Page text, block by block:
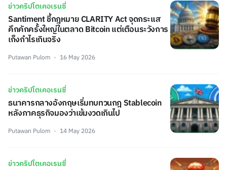
ข่าวคริปโตเคอเรนซี่
Santiment ชี้กฎหมาย CLARITY Act จุดกระแส
คึกคักครั้งใหญ่ในตลาด Bitcoin แต่เตือนระวังการ
เก็งกำไรเกินจริง
Putawan Pulom 16 May 2026
ข่าวคริปโตเคอเรนซี่
ธนาคารกลางอังกฤษเริ่มทบทวนกฎ Stablecoin
หลังภาคธุรกิจมองว่าเข้มงวดเกินไป
Putawan Pulom 14 May 2026
ข่าวคริปโตเคอเรนซี่